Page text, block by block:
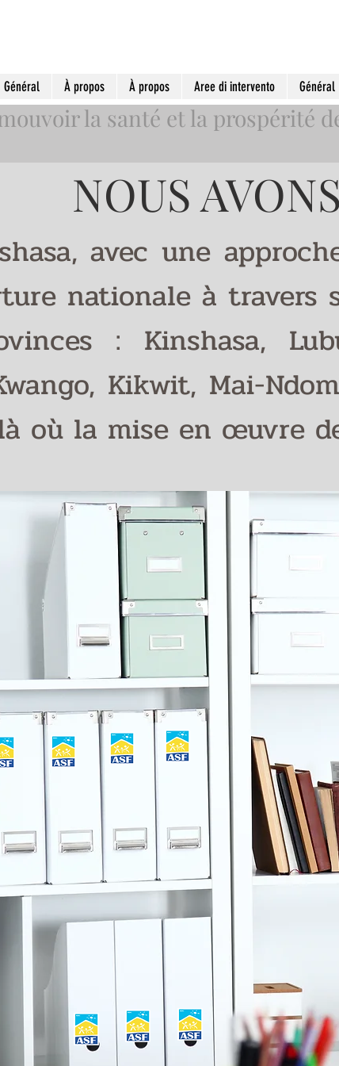
Général À propos À propos Aree di intervento Général
la santé et la prospérité
NOUS AVONS
avec une
nationale à travers
: Kinshasa,
Kikwit, Mai-
où la mise en œuvre